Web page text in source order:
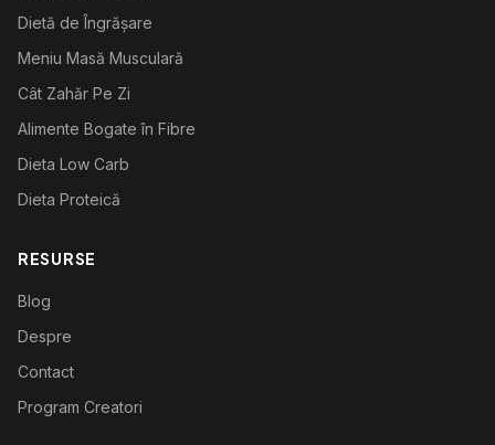
Dietă de Îngrășare
Meniu Masă Musculară
Cât Zahăr Pe Zi
Alimente Bogate în Fibre
Dieta Low Carb
Dieta Proteică
RESURSE
Blog
Despre
Contact
Program Creatori